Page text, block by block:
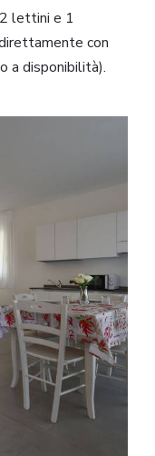
lettini e 1
con
a disponibilità).